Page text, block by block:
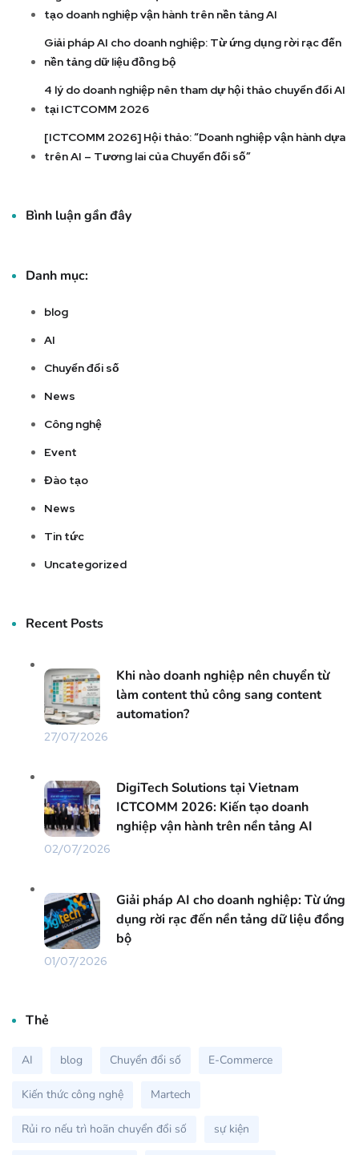
tạo doanh nghiệp vận hành trên nền tảng AI
Giải pháp AI cho doanh nghiệp: Từ ứng dụng rời rạc đến
nền tảng dữ liệu đồng bộ
4 lý do doanh nghiệp nên tham dự hội thảo chuyển đổi AI
tại ICTCOMM 2026
[ICTCOMM 2026] Hội thảo: “Doanh nghiệp vận hành dựa
trên AI – Tương lai của Chuyển đối số”
Bình luận gần đây
Danh mục:
blog
AI
Chuyển đổi số
News
Công nghệ
Event
Đào tạo
News
Tin tức
Uncategorized
Recent Posts
Khi nào doanh nghiệp nên chuyển từ
làm content thủ công sang content
automation?
27/07/2026
DigiTech Solutions tại Vietnam
ICTCOMM 2026: Kiến tạo doanh
nghiệp vận hành trên nền tảng AI
02/07/2026
Giải pháp AI cho doanh nghiệp: Từ ứng
dụng rời rạc đến nền tảng dữ liệu đồng
bộ
01/07/2026
Thẻ
AI blog Chuyển đổi số E-Commerce
Kiến thức công nghệ Martech
Rủi ro nếu trì hoãn chuyển đổi số sự kiện